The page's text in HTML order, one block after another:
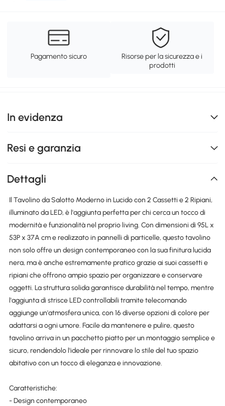
Pagamento sicuro
Risorse per la sicurezza e i
prodotti
In evidenza
Resi e garanzia
Dettagli
Il Tavolino da Salotto Moderno in Lucido con 2 Cassetti e 2 Ripiani,
illuminato da LED, è l'aggiunta perfetta per chi cerca un tocco di
modernità e funzionalità nel proprio living. Con dimensioni di 95L x
53P x 37A cm e realizzato in pannelli di particelle, questo tavolino
non solo offre un design contemporaneo con la sua finitura lucida
nera, ma è anche estremamente pratico grazie ai suoi cassetti e
ripiani che offrono ampio spazio per organizzare e conservare
oggetti. La struttura solida garantisce durabilità nel tempo, mentre
l'aggiunta di strisce LED controllabili tramite telecomando
aggiunge un'atmosfera unica, con 16 diverse opzioni di colore per
adattarsi a ogni umore. Facile da mantenere e pulire, questo
tavolino arriva in un pacchetto piatto per un montaggio semplice e
sicuro, rendendolo l'ideale per rinnovare lo stile del tuo spazio
abitativo con un tocco di eleganza e innovazione.
Caratteristiche:
- Design contemporaneo